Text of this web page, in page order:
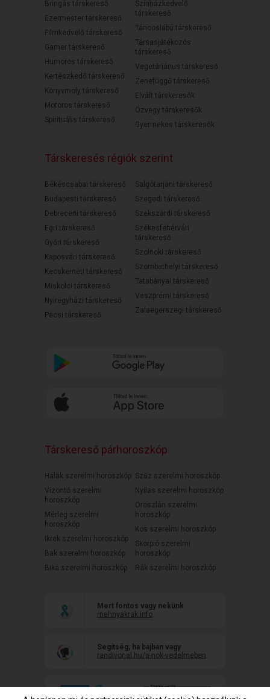
Bringás társkereső
Ezermester társkereső
Filmkedvelő társkereső
Gamer társkereső
Humoros társkereső
Kertészkedő társkereső
Könyvmoly társkereső
Motoros társkereső
Spirituális társkereső
Színházkedvelő
társkereső
Táncoslábú társkereső
Társasjátékozós
társkereső
Vegetáriánus társkereső
Zenefüggő társkereső
Elvált társkeresők
Özvegy társkeresők
Gyermekes társkeresők
Társkeresés régiók szerint
Békéscsabai társkereső
Budapesti társkereső
Debreceni társkereső
Egri társkereső
Győri társkereső
Kaposvári társkereső
Kecskeméti társkereső
Miskolci társkereső
Nyíregyházi társkereső
Pécsi társkereső
Salgótarjáni társkereső
Szegedi társkereső
Szekszárdi társkereső
Székesfehérvári
társkereső
Szolnoki társkereső
Szombathelyi társkereső
Tatabányai társkereső
Veszprémi társkereső
Zalaegerszegi társkereső
Társkereső párhoroszkóp
Halak szerelmi horoszkóp
Vízöntő szerelmi
horoszkóp
Mérleg szerelmi
horoszkóp
Ikrek szerelmi horoszkóp
Bak szerelmi horoszkóp
Bika szerelmi horoszkóp
Szűz szerelmi horoszkóp
Nyilas szerelmi horoszkóp
Oroszlán szerelmi
horoszkóp
Kos szerelmi horoszkóp
Skorpió szerelmi
horoszkóp
Rák szerelmi horoszkóp
Mert fontos vagy nekünk
mehnyakrak.info
Segítség, ha bajban vagy
randivonal.hu/a-nok-vedelmeben